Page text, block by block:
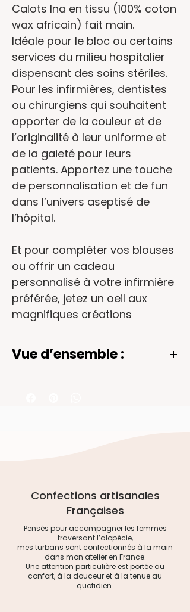
Calots Ina en tissu (100% coton
wax africain) fait main.
Idéale pour le bloc ou certains
services du milieu hospitalier
dispensant des soins stériles.
Pour les infirmières, dentistes
ou chirurgiens qui souhaitent
apporter de la couleur et de
l’originalité à leur uniforme et
de la gaieté pour leurs
patients. Apportez une touche
de personnalisation et de fun
dans l’univers aseptisé de
l’hôpital.
Et pour compléter vos blouses
ou offrir un cadeau
personnalisé à votre infirmière
préférée, jetez un oeil aux
magnifiques créations
tous aussi mignons les uns
que les autres !
Vue d’ensemble :
Confections artisanales
Françaises
Pensés pour accompagner les femmes
traversant l’alopécie,
mes turbans sont confectionnés à la main
dans mon atelier en France.
Une attention particulière est portée au
confort, à la douceur et à la tenue au
quotidien.